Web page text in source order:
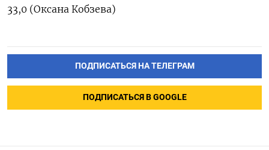
33,0 (Оксана Кобзева)
ПОДПИСАТЬСЯ НА ТЕЛЕГРАМ
ПОДПИСАТЬСЯ В GOOGLE